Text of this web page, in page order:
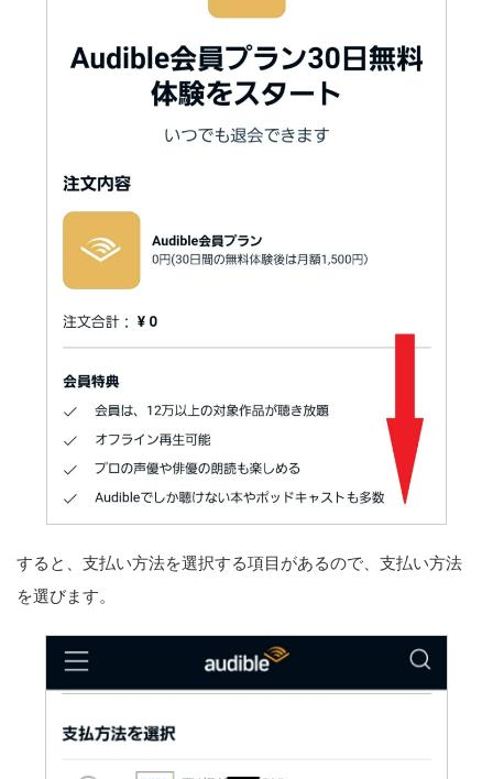
すると、支払い方法を選択する項目があるので、支払い方法
を選びます。